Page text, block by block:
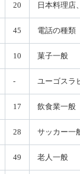
20 日本料理店
45 電話の種類
10 菓子一般
- ユーゴスラ
17 飲食業一般
28 サッカー一
49 老人一般